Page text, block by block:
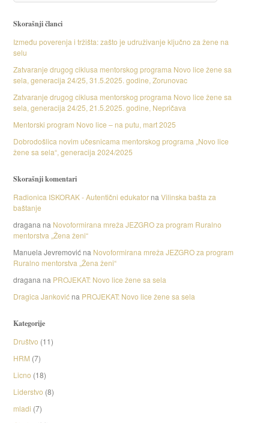
Skorašnji članci
Između poverenja i tržišta: zašto je udruživanje ključno za žene na
selu
Zatvaranje drugog ciklusa mentorskog programa Novo lice žene sa
sela, generacija 24/25, 31.5.2025. godine, Zorunovac
Zatvaranje drugog ciklusa mentorskog programa Novo lice žene sa
sela, generacija 24/25, 21.5.2025. godine, Nepričava
Mentorski program Novo lice – na putu, mart 2025
Dobrodošlica novim učesnicama mentorskog programa „Novo lice
žene sa sela“, generacija 2024/2025
Skorašnji komentari
Radionica ISKORAK - Autentični edukatorna Vilinska bašta za
baštanje
dragana na Novoformirana mreža JEZGRO za program Ruralno
mentorstva „Žena ženi“
Manuela Jevremovićna Novoformirana mreža JEZGRO za program
Ruralno mentorstva „Žena ženi“
dragana na PROJEKAT: Novo lice žene sa sela
Dragica Jankovićna PROJEKAT: Novo lice žene sa sela
Kategorije
Društvo (11)
HRM (7)
Licno (18)
Liderstvo (8)
mladi (7)